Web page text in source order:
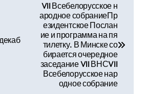
VII Всебелорусское н
ародное собраниеПр
езидентское Послан
ие и программа на пя
тилетку. В Минске со
бирается очередное
заседание VII ВНСVII
Всебелорусское нар
одное собрание